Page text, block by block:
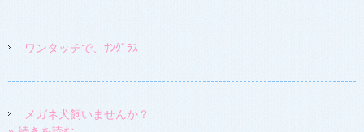
ワンタッチで、ｻﾝｸﾞﾗｽ
メガネ犬飼いませんか？